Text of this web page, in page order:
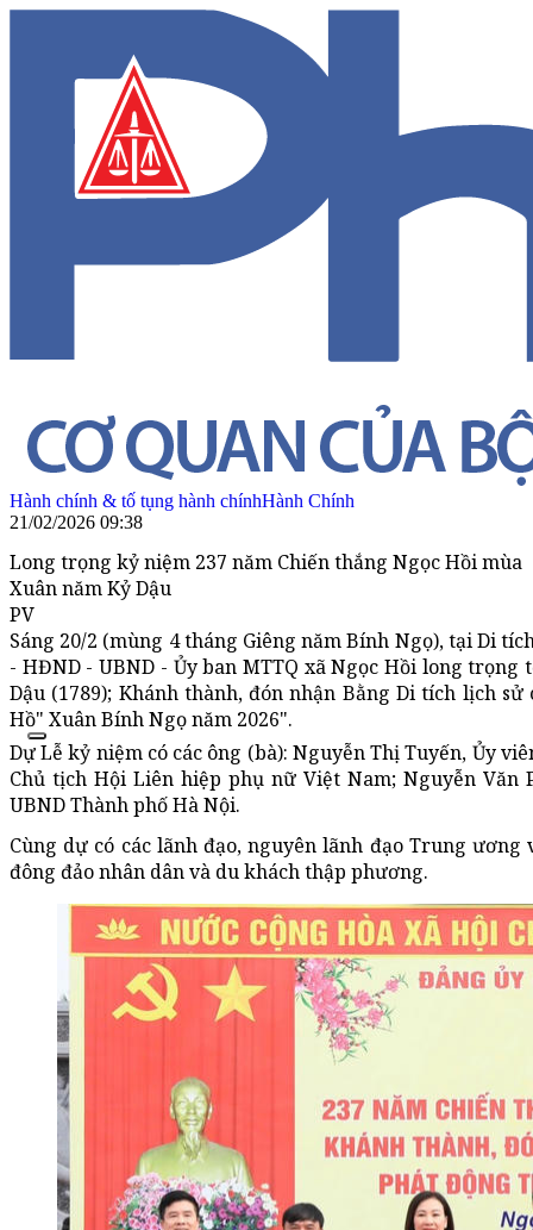
Hành chính & tố tụng hành chínhHành Chính
21/02/2026 09:38
Long trọng kỷ niệm 237 năm Chiến thắng Ngọc Hồi mùa
Xuân năm Kỷ Dậu
PV
Sáng 20/2 (mùng 4 tháng Giêng năm Bính Ngọ), tại Di
- HĐND - UBND - Ủy ban MTTQ xã Ngọc Hồi long
Dậu (1789); Khánh thành, đón nhận Bằng Di tích lịch
Hồ" Xuân Bính Ngọ năm 2026".
Dự Lễ kỷ niệm có các ông (bà): Nguyễn Thị Tuyến, Ủy
Chủ tịch Hội Liên hiệp phụ nữ Việt Nam; Nguyễn Văn
UBND Thành phố Hà Nội.
Cùng dự có các lãnh đạo, nguyên lãnh đạo Trung
đông đảo nhân dân và du khách thập phương.